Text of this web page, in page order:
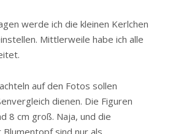
werde ich die kleinen Kerlchen
Mittlerweile habe ich alle
auf den Fotos sollen
dienen. Die Figuren
8 cm groß. Naja, und die
Blumentopf sind nur als